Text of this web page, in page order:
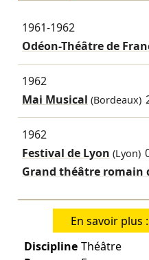
1961-1962
Odéon-Théâtre de
1962
Mai Musical (Bordeaux)
1962
Festival de Lyon (Lyon)
Grand théâtre romain
En savoir plus :
Discipline Théâtre